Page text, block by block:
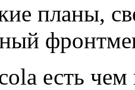
планы,
есть